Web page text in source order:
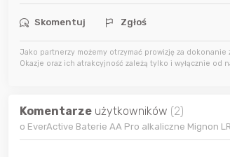
Skomentuj Zgłoś
Jako partnerzy możemy otrzymać prowizję za
Okazje oraz ich atrakcyjność zależą tylko i wyłącznie od
Komentarze użytkowników (2)
o EverActive Baterie AA Pro alkaliczne Mignon
11 godzin temu